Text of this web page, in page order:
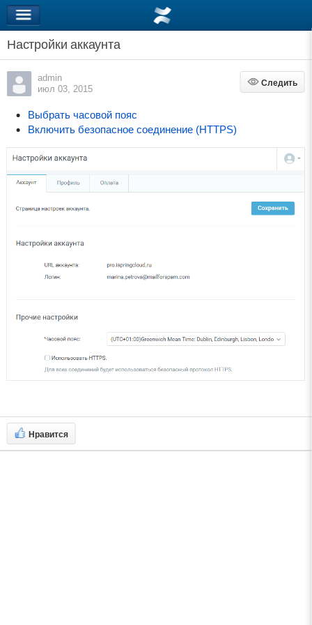
Настройки аккаунта
admin
июл 03, 2015
Следить
Следить
Выбрать часовой пояс
Включить безопасное соединение (HTTPS)
Нравится